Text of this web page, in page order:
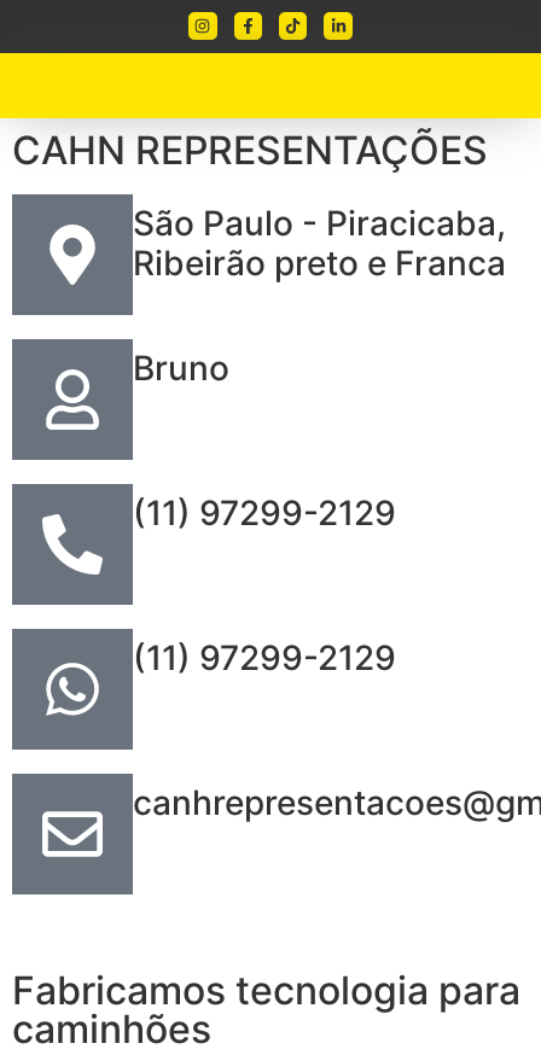
CAHN REPRESENTAÇÕES
São Paulo - Piracicaba,
Ribeirão preto e Franca
Bruno
(11) 97299-2129
(11) 97299-2129
Fabricamos tecnologia para
caminhões